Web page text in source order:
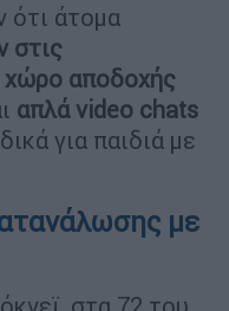
ότι άτομα
στις
χώρο αποδοχής
απλά video chats
για παιδιά με
με